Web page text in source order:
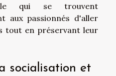
qui se trouvent
aux passionnés d'aller
tout en préservant leur
socialisation et